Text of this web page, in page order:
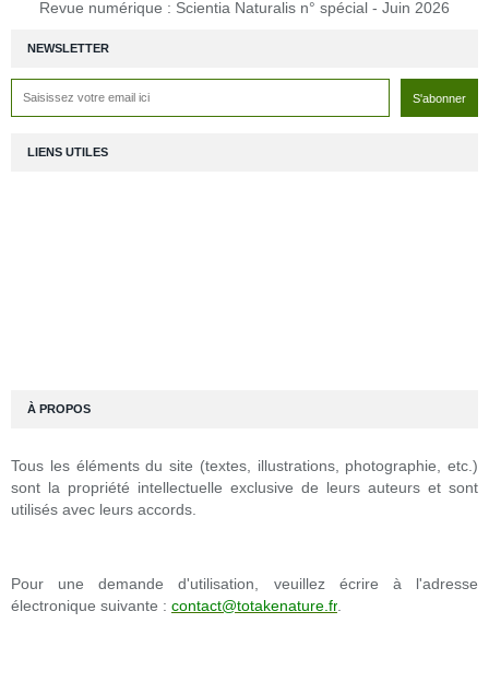
NEWSLETTER
Revue numérique : Scientia Naturalis n° spécial - Juin 2026
LIENS UTILES
À PROPOS
Tous les éléments du site (textes, illustrations, photographie, etc.)
sont la propriété intellectuelle exclusive de leurs auteurs et sont
utilisés avec leurs accords.
Pour une demande d'utilisation, veuillez écrire à l'adresse
électronique suivante : contact@totakenature.fr